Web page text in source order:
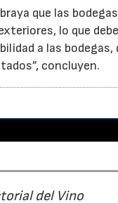
que las
lo que
a las
concluyen.
del Vino